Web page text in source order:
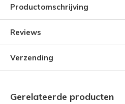
Productomschrijving
Reviews
Verzending
Gerelateerde producten